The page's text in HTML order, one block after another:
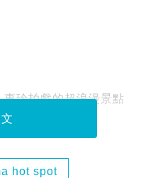
珍拍戲的超浪漫景點
hot spot